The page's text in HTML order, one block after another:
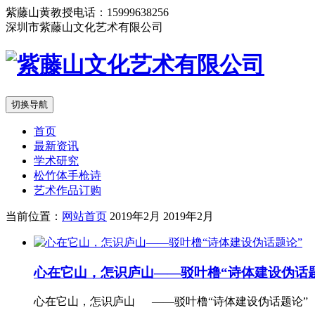
紫藤山黄教授电话：15999638256
深圳市紫藤山文化艺术有限公司
切换导航
首页
最新资讯
学术研究
松竹体手枪诗
艺术作品订购
当前位置： 网站首页 2019年2月 2019年2月
心在它山，怎识庐山——驳叶橹“诗体建设伪话
心在它山，怎识庐山 ——驳叶橹“诗体建设伪话题